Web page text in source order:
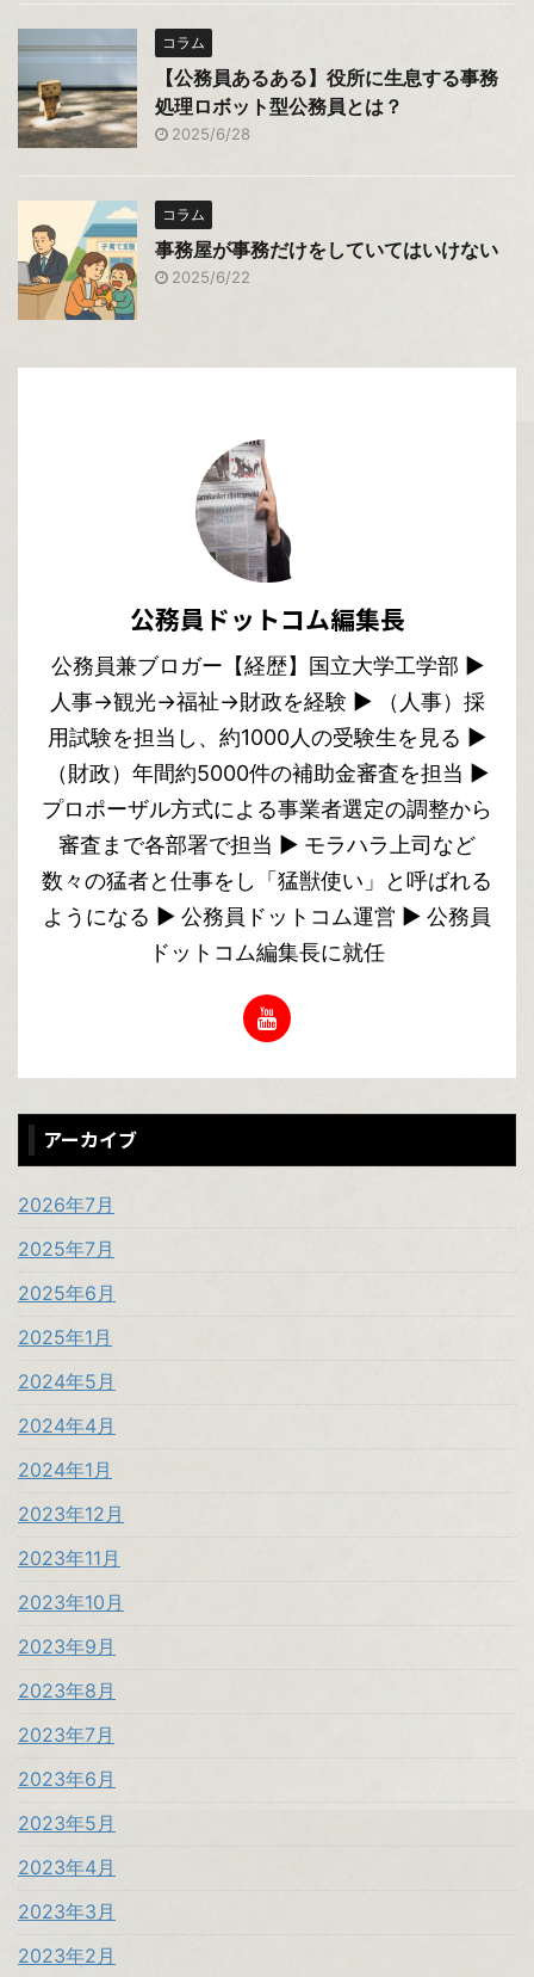
コラム
【公務員あるある】役所に生息する事務
処理ロボット型公務員とは？
2025/6/28
コラム
事務屋が事務だけをしていてはいけない
2025/6/22
公務員ドットコム編集長
公務員兼ブロガー【経歴】国立大学工学部 ▶︎
人事→観光→福祉→財政を経験 ▶︎ （人事）採
用試験を担当し、約1000人の受験生を見る ▶︎
（財政）年間約5000件の補助金審査を担当 ▶︎
プロポーザル方式による事業者選定の調整から
審査まで各部署で担当 ▶︎ モラハラ上司など
数々の猛者と仕事をし「猛獣使い」と呼ばれる
ようになる ▶︎ 公務員ドットコム運営 ▶︎ 公務員
ドットコム編集長に就任
アーカイブ
2026年7月
2025年7月
2025年6月
2025年1月
2024年5月
2024年4月
2024年1月
2023年12月
2023年11月
2023年10月
2023年9月
2023年8月
2023年7月
2023年6月
2023年5月
2023年4月
2023年3月
2023年2月